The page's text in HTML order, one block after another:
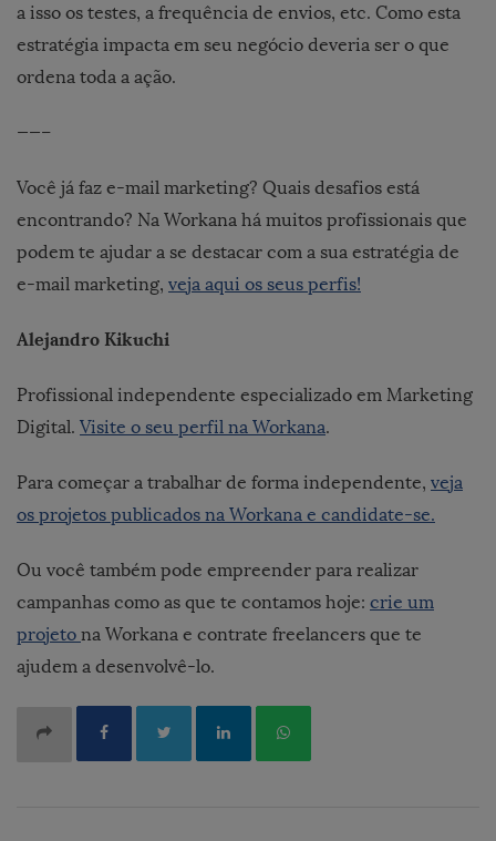
a isso os testes, a frequência de envios, etc. Como esta
estratégia impacta em seu negócio deveria ser o que
ordena toda a ação.
——–
Você já faz e-mail marketing? Quais desafios está
encontrando? Na Workana há muitos profissionais que
podem te ajudar a se destacar com a sua estratégia de
e-mail marketing, veja aqui os seus perfis!
Alejandro Kikuchi
Profissional independente especializado em Marketing
Digital. Visite o seu perfil na Workana.
Para começar a trabalhar de forma independente, veja
os projetos publicados na Workana e candidate-se.
Ou você também pode empreender para realizar
campanhas como as que te contamos hoje: crie um
projeto na Workana e contrate freelancers que te
ajudem a desenvolvê-lo.